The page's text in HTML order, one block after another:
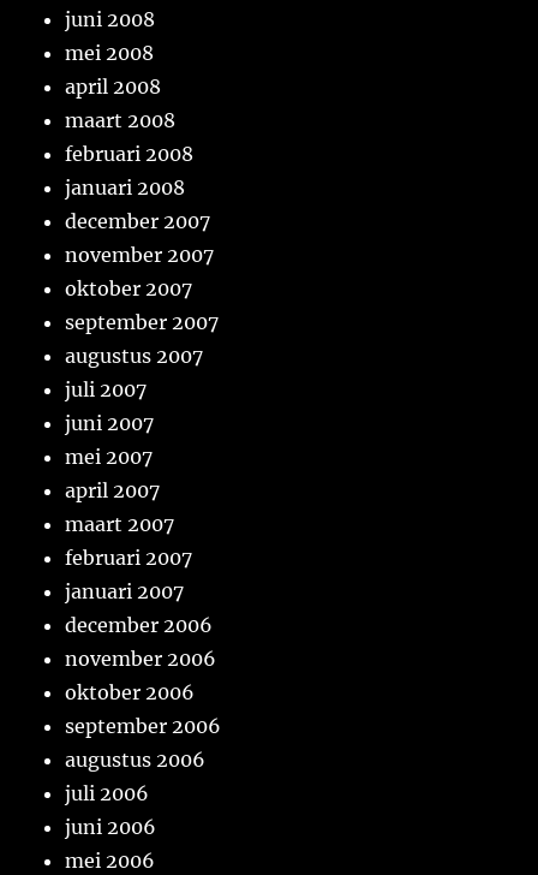
juni 2008
mei 2008
april 2008
maart 2008
februari 2008
januari 2008
december 2007
november 2007
oktober 2007
september 2007
augustus 2007
juli 2007
juni 2007
mei 2007
april 2007
maart 2007
februari 2007
januari 2007
december 2006
november 2006
oktober 2006
september 2006
augustus 2006
juli 2006
juni 2006
mei 2006